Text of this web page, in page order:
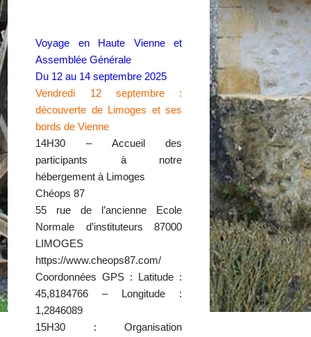
Voyage en Haute Vienne et
Assemblée Générale
Du 12 au 14 septembre 2025
Vendredi 12 septembre :
découverte de Limoges et ses
bords de Vienne
14H30 – Accueil des
participants à notre
hébergement à Limoges
Chéops 87
55 rue de l’ancienne Ecole
Normale d’instituteurs 87000
LIMOGES
https://www.cheops87.com/
Coordonnées GPS : Latitude :
45,8184766 – Longitude :
1,2846089
15H30 : Organisation